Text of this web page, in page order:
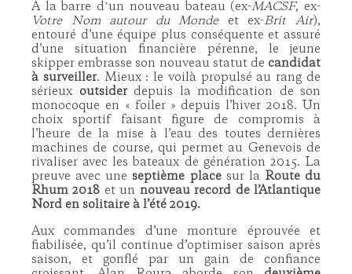
À la barre dʼun nouveau bateau (ex-MACSF, ex-
Votre Nom autour du Mondeet ex-Brit Air),
entouré d’une équipe plus conséquente et assuré
d’une situation financière pérenne, le jeune
skipper embrasse son nouveau statut de candidat
à surveiller. Mieux : le voilà propulsé au rang de
sérieux outsiderdepuis la modification de son
monocoque en « foiler » depuis l’hiver 2018. Un
choix sportif faisant figure de compromis à
l’heure de la mise à l’eau des toutes dernières
machines de course, qui permet au Genevois de
rivaliser avec les bateaux de génération 2015. La
preuve avec uneseptième placesur la Route du
Rhum 2018 et un nouveau record de l’Atlantique
Nord en solitaire à l’été 2019.
Aux commandes d’une monture éprouvée et
fiabilisée, qu’il continue d’optimiser saison après
saison, et gonflé par un gain de confiance